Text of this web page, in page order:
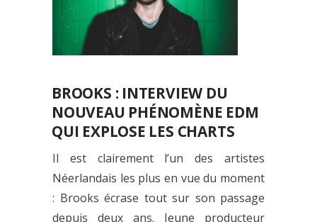
BROOKS : INTERVIEW DU
NOUVEAU PHÉNOMÈNE EDM
QUI EXPLOSE LES CHARTS
Il est clairement l’un des artistes
Néerlandais les plus en vue du moment
: Brooks écrase tout sur son passage
depuis deux ans. Jeune producteur